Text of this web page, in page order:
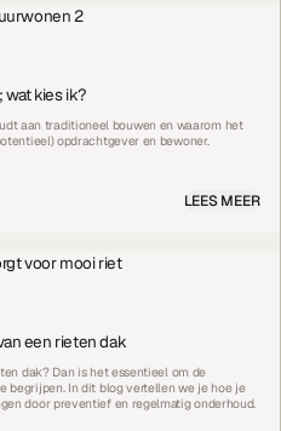
kies ik?
aan traditioneel bouwen en waarom het
opdrachtgever en bewoner.
LEES MEER
een rieten dak
dak? Dan is het essentieel om de
begrijpen. In dit blog vertellen we je hoe je
door preventief en regelmatig onderhoud.